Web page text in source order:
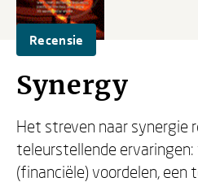
Recensie
Synergy
Het streven naar synergie
teleurstellende
(financiële) voordelen, een